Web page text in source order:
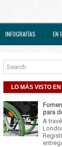
INFOGRAFÍAS EN
LO MÁS VISTO
para
A